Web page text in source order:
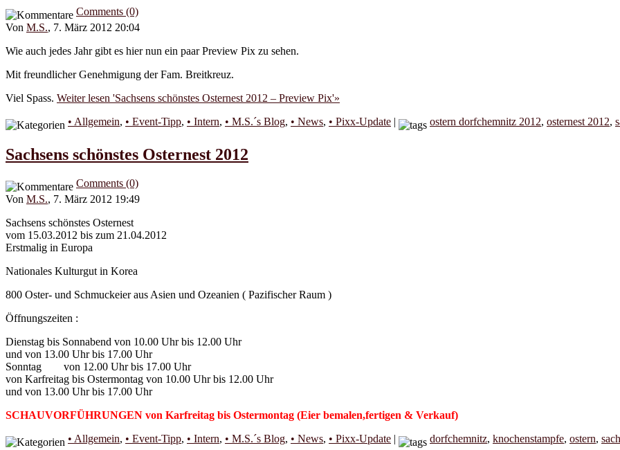
Comments (0)
Von M.S., 7. März 2012 20:04
Wie auch jedes Jahr gibt es hier nun ein paar Preview Pix zu sehen.
Mit freundlicher Genehmigung der Fam. Breitkreuz.
Viel Spass. Weiter lesen 'Sachsens schönstes Osternest 2012 – Preview Pix'»
• Allgemein, • Event-Tipp, • Intern, • M.S.´s Blog, • News, • Pixx-Update | ostern dorfchemnitz 2012, osternest 2012,
Sachsens schönstes Osternest 2012
Comments (0)
Von M.S., 7. März 2012 19:49
Sachsens schönstes Osternest
vom 15.03.2012 bis zum 21.04.2012
Erstmalig in Europa
Nationales Kulturgut in Korea
800 Oster- und Schmuckeier aus Asien und Ozeanien ( Pazifischer Raum )
Öffnungszeiten :
Dienstag bis Sonnabend von 10.00 Uhr bis 12.00 Uhr
und von 13.00 Uhr bis 17.00 Uhr
Sonntag von 12.00 Uhr bis 17.00 Uhr
von Karfreitag bis Ostermontag von 10.00 Uhr bis 12.00 Uhr
und von 13.00 Uhr bis 17.00 Uhr
SCHAUVORFÜHRUNGEN von Karfreitag bis Ostermontag (Eier bemalen,fertigen & Verkauf)
• Allgemein, • Event-Tipp, • Intern, • M.S.´s Blog, • News, • Pixx-Update | dorfchemnitz, knochenstampfe, ostern,